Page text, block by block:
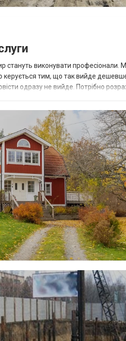
виконувати професіонали.
тим, що так вийде
одразу не вийде. Потрібно